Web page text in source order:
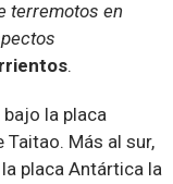
terremotos en
.
la placa
Más al sur,
placa Antártica la